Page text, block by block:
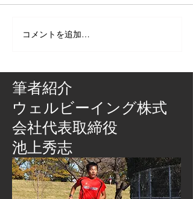
コメントを追加…
筆者紹介
​ウェルビーイング株式
会社代表取締役
池上秀志